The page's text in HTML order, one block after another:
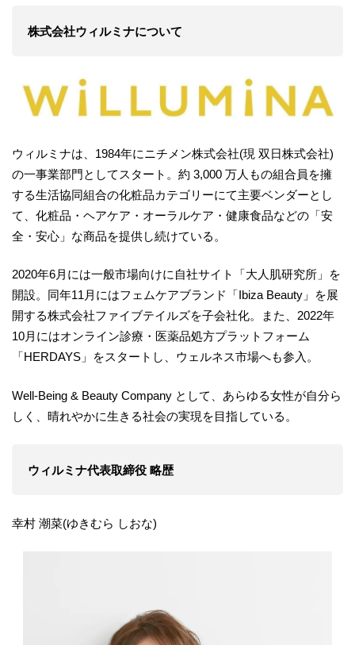
株式会社ウィルミナについて
ウィルミナは、1984年にニチメン株式会社(現 双日株式会社)
の一事業部門としてスタート。約 3,000 万人もの組合員を擁
する生活協同組合の化粧品カテゴリーにて主要ベンダーとし
て、化粧品・ヘアケア・オーラルケア・健康食品などの「安
全・安心」な商品を提供し続けている。
2020年6月には一般市場向けに自社サイト「大人肌研究所」を
開設。同年11月にはフェムケアブランド「Ibiza Beauty」を展
開する株式会社ファイブテイルズを子会社化。また、2022年
10月にはオンライン診療・医薬品処方プラットフォーム
「HERDAYS」をスタートし、ウェルネス市場へも参入。
Well-Being & Beauty Company として、あらゆる女性が自分ら
しく、晴れやかに生きる社会の実現を目指している。
ウィルミナ代表取締役 略歴
幸村 潮菜(ゆきむら しおな)